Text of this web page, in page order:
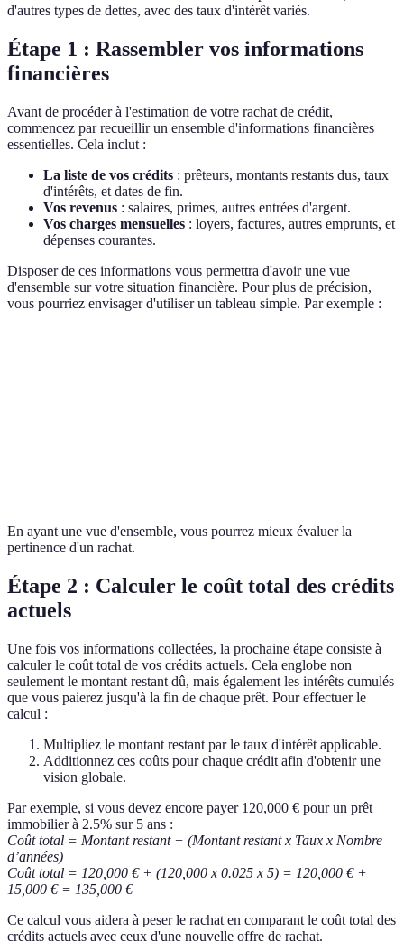
d'autres types de dettes, avec des taux d'intérêt variés.
Étape 1 : Rassembler vos informations
financières
Avant de procéder à l'estimation de votre rachat de crédit,
commencez par recueillir un ensemble d'informations financières
essentielles. Cela inclut :
La liste de vos crédits : prêteurs, montants restants dus, taux
d'intérêts, et dates de fin.
Vos revenus : salaires, primes, autres entrées d'argent.
Vos charges mensuelles : loyers, factures, autres emprunts, et
dépenses courantes.
Disposer de ces informations vous permettra d'avoir une vue
d'ensemble sur votre situation financière. Pour plus de précision,
vous pourriez envisager d'utiliser un tableau simple. Par exemple :
En ayant une vue d'ensemble, vous pourrez mieux évaluer la
pertinence d'un rachat.
Étape 2 : Calculer le coût total des crédits
actuels
Une fois vos informations collectées, la prochaine étape consiste à
calculer le coût total de vos crédits actuels. Cela englobe non
seulement le montant restant dû, mais également les intérêts cumulés
que vous paierez jusqu'à la fin de chaque prêt. Pour effectuer le
calcul :
Multipliez le montant restant par le taux d'intérêt applicable.
Additionnez ces coûts pour chaque crédit afin d'obtenir une
vision globale.
Par exemple, si vous devez encore payer 120,000 € pour un prêt
immobilier à 2.5% sur 5 ans :
Coût total = Montant restant + (Montant restant x Taux x Nombre
d’années)
Coût total = 120,000 € + (120,000 x 0.025 x 5) = 120,000 € +
15,000 € = 135,000 €
Ce calcul vous aidera à peser le rachat en comparant le coût total des
crédits actuels avec ceux d'une nouvelle offre de rachat.